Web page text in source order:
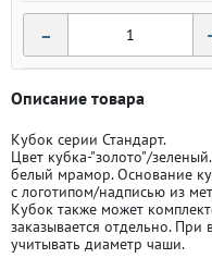
-
Описание товара
Кубок серии Стандарт.
Цвет кубка-"золото"/
белый мрамор. Основание
с логотипом/надписью из
Кубок также может
заказывается отдельно.
учитывать диаметр чаши.